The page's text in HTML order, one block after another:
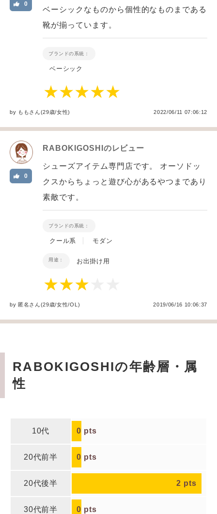
0
ベーシックなものから個性的なものまである
靴が揃っています。
ブランドの系統：
ベーシック
by ももさん(29歳/女性) 2022/06/11 07:06:12
RABOKIGOSHI のレビュー
0
シューズアイテム専門店です。 オーソドッ
クスからちょっと遊び心があるやつまであり
素敵です。
ブランドの系統：
クール系 モダン
用途： お出掛け用
by匿名さん(29歳/女性/OL ) 2019/06/16 10:06:37
RABOKIGOSHIの年齢層・属
性
10代 0 pts
20代前半 0 pts
20代後半 2 pts
30代前半 0 pts